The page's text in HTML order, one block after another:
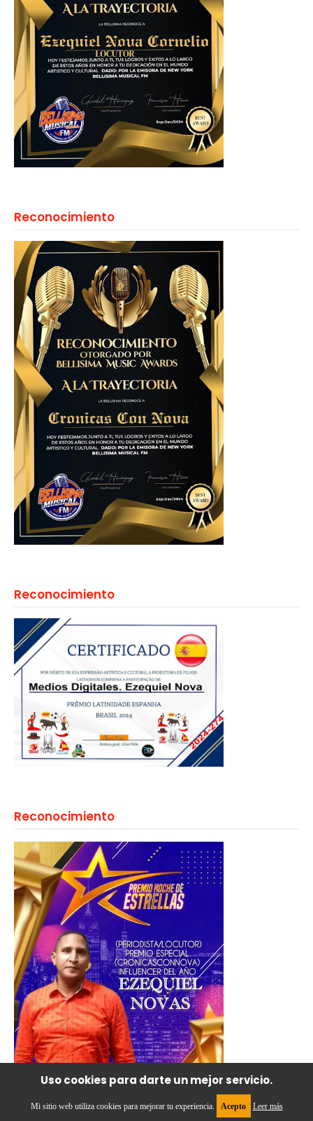
Reconocimiento
Reconocimiento
Reconocimiento
Uso cookies para darte un mejor servicio.
Mi sitio web utiliza cookies para mejorar tu experiencia. Acepto Leer más